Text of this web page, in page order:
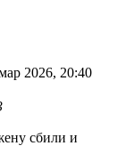
2026, 20:40
сбили и